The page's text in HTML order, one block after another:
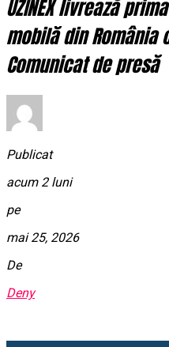
UZINEX livrează
mobilă din România
Comunicat de presă
Publicat
acum 2 luni
pe
mai 25, 2026
De
Deny